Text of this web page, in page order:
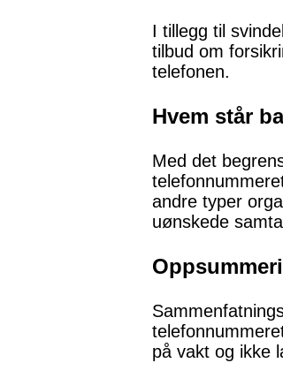
I tillegg til
tilbud om
telefonen.
Hvem står
Med det
andre typer
uønskede
på vakt og ikke